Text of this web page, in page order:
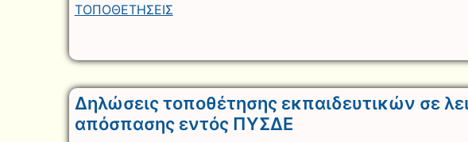
ΤΟΠΟΘΕΤΗΣΕΙΣ
Δηλώσεις τοποθέτησης εκπαιδευτικών σε
απόσπασης εντός ΠΥΣΔΕ